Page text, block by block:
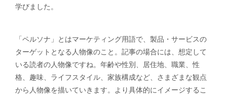
学びました。
「ペルソナ」とはマーケティング用語で、製品・サービスの
ターゲットとなる人物像のこと。記事の場合には、想定して
いる読者の人物像ですね。年齢や性別、居住地、職業、性
格、趣味、ライフスタイル、家族構成など、さまざまな観点
から人物像を描いていきます。より具体的にイメージするこ